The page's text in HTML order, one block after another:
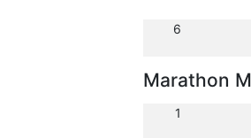
6
Marathon
1